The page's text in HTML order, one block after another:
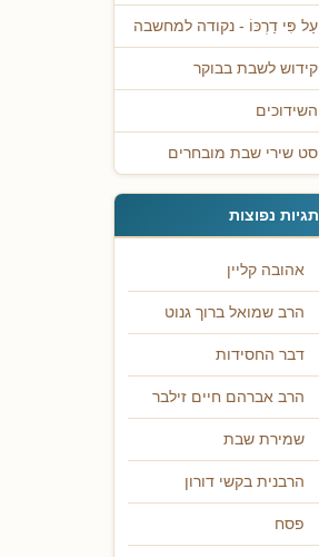
עַל פִּי דַרְכּוֹ - נקודה למחשבה
קידוש לשבת בבוקר
השידוכים
סט שירי שבת מובחרים
תגיות נפוצות
אהובה קליין
הרב שמואל ברוך גנוט
דבר החסידות
הרב אברהם חיים זילבר
שמירת שבת
הרבנית בקשי דורון
פסח